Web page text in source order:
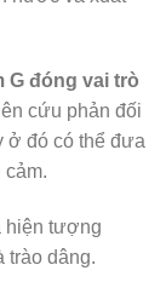
G đóng vai trò
cứu phản đối
ở đó có thể đưa
cảm.
hiện tượng
trào dâng.